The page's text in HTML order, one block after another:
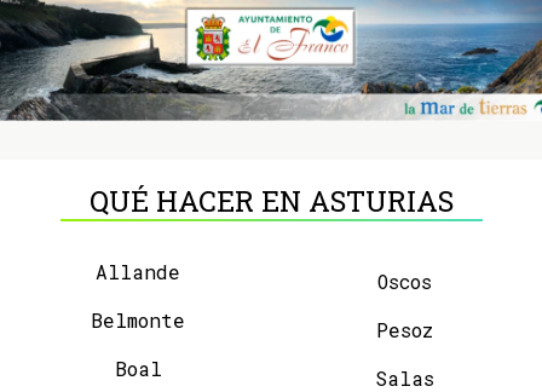
QUÉ HACER EN ASTURIAS
Allande
Belmonte
Boal
Oscos
Pesoz
Salas